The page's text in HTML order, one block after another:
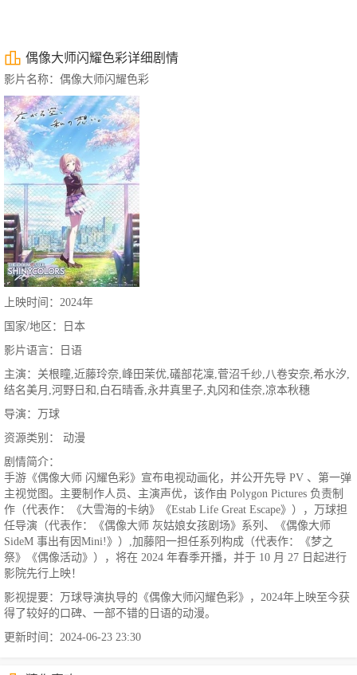
偶像大师闪耀色彩详细剧情
影片名称：偶像大师闪耀色彩
上映时间：2024年
国家/地区：日本
影片语言：日语
主演：关根瞳,近藤玲奈,峰田茉优,礒部花凜,菅沼千纱,八卷安奈,希水汐,
结名美月,河野日和,白石晴香,永井真里子,丸冈和佳奈,凉本秋穗
导演：万球
资源类别： 动漫
剧情简介：
手游《偶像大师 闪耀色彩》宣布电视动画化，并公开先导 PV 、第一弹
主视觉图。主要制作人员、主演声优，该作由 Polygon Pictures 负责制
作（代表作：《大雪海的卡纳》《Estab Life Great Escape》），万球担
任导演（代表作：《偶像大师 灰姑娘女孩剧场》系列、《偶像大师
SideM 事出有因Mini!》）,加藤阳一担任系列构成（代表作：《梦之
祭》《偶像活动》），将在 2024 年春季开播，并于 10 月 27 日起进行
影院先行上映！
影视提要：万球导演执导的《偶像大师闪耀色彩》，2024年上映至今获
得了较好的口碑、一部不错的日语的动漫。
更新时间：2024-06-23 23:30